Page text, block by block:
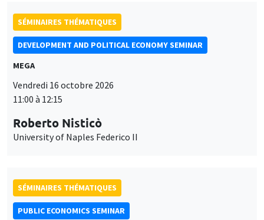
SÉMINAIRES THÉMATIQUES
DEVELOPMENT AND POLITICAL ECONOMY SEMINAR
MEGA
Vendredi 16 octobre 2026
11:00 à 12:15
Roberto Nisticò
University of Naples Federico II
SÉMINAIRES THÉMATIQUES
PUBLIC ECONOMICS SEMINAR